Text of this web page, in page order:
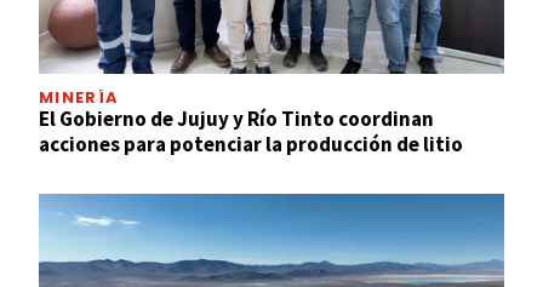
MINERÍA
El Gobierno de Jujuy y Río Tinto coordinan
acciones para potenciar la producción de litio